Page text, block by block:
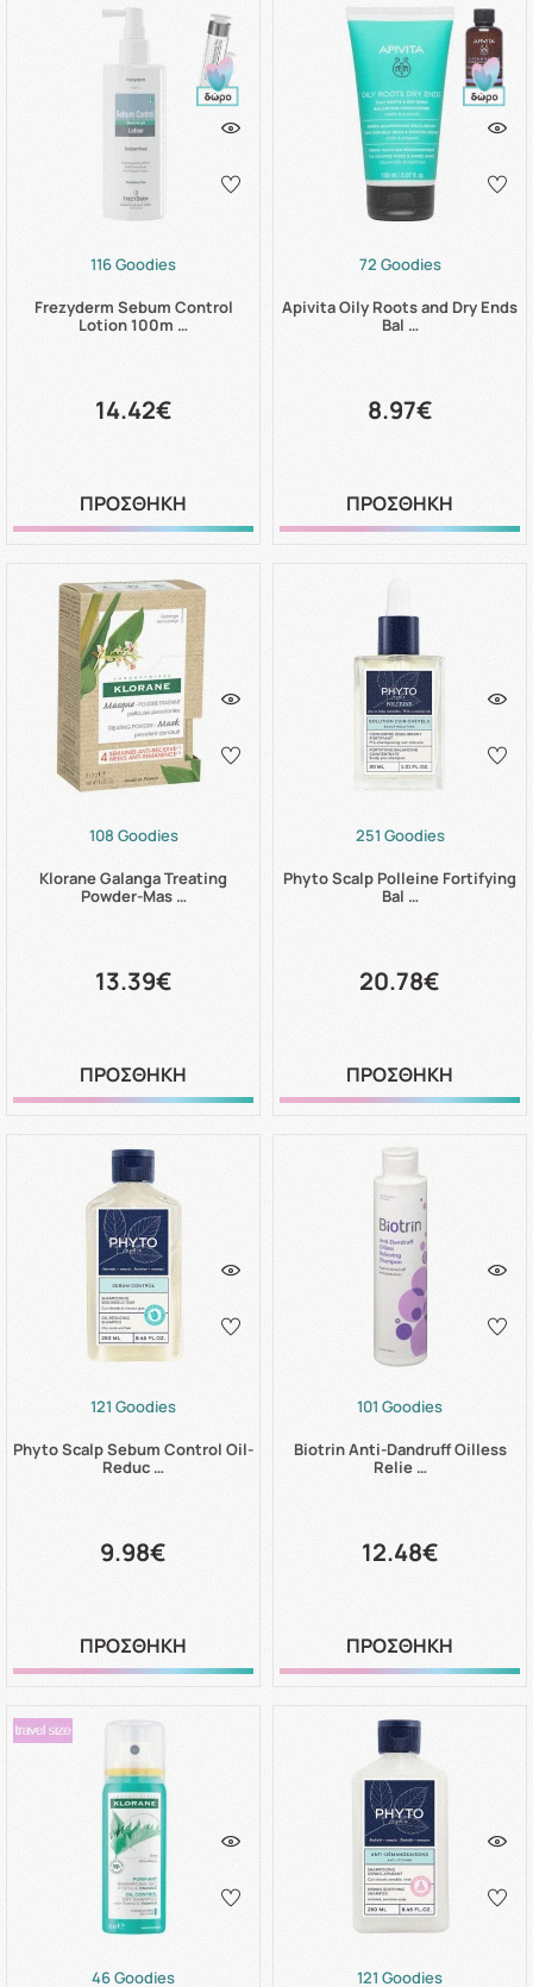
116 Goodies
Frezyderm Sebum Control
Lotion 100m …
14.42€
ΠΡΟΣΘΗΚΗ
72 Goodies
Apivita Oily Roots and Dry Ends
Bal …
8.97€
ΠΡΟΣΘΗΚΗ
108 Goodies
Klorane Galanga Treating
Powder-Mas …
13.39€
ΠΡΟΣΘΗΚΗ
251 Goodies
Phyto Scalp Polleine Fortifying
Bal …
20.78€
ΠΡΟΣΘΗΚΗ
121 Goodies
Phyto Scalp Sebum Control Oil-
Reduc …
9.98€
ΠΡΟΣΘΗΚΗ
101 Goodies
Biotrin Anti-Dandruff Oilless
Relie …
12.48€
ΠΡΟΣΘΗΚΗ
46 Goodies 121 Goodies